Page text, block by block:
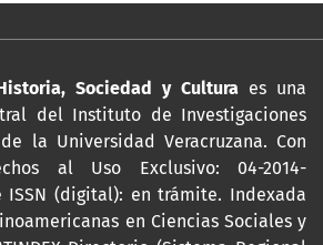
Sociedad y Cultura es una
del Instituto de Investigaciones
la Universidad Veracruzana. Con
al Uso Exclusivo: 04-2014-
ISSN (digital): en trámite. Indexada
en Ciencias Sociales y